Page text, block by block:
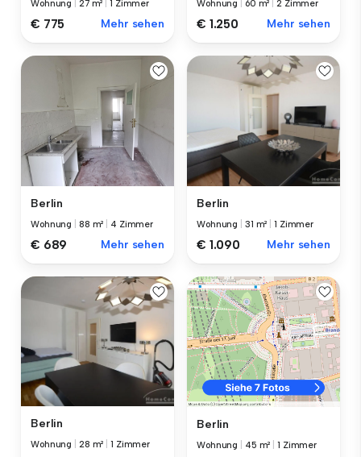
Wohnung 27 m² |1 Zimmer
€ 775 Mehr sehen
Wohnung 60 m² |2 Zimmer
€ 1.250 Mehr sehen
Berlin
Wohnung 88 m² 4 Zimmer
€ 689 Mehr sehen
Berlin
Wohnung 31 m² |1 Zimmer
€ 1.090 Mehr sehen
Berlin
Wohnung 28 m² |1 Zimmer
Berlin
Wohnung 45 m² |1 Zimmer